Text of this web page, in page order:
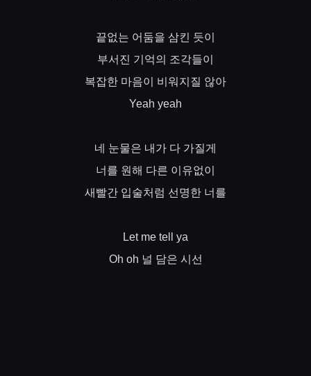
끝없는 어둠을 삼킨 듯이
부서진 기억의 조각들이
복잡한 마음이 비워지질 않아
Yeah yeah
네 눈물은 내가 다 가질게
너를 원해 다른 이유없이
새빨간 입술처럼 선명한 너를
Let me tell ya
Oh oh 널 담은 시선